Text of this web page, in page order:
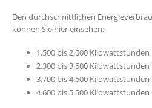
Den durchschnittlichen
können Sie hier einsehen:
1.500 bis 2.000
2.300 bis 3.500 Kilowattstunden
3.700 bis 4.500 Kilowattstunden
4.600 bis 5.500 Kilowattstunden